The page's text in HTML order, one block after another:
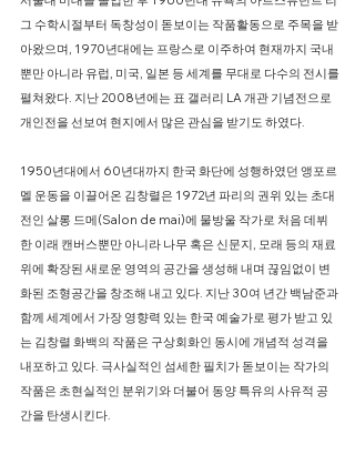
그 수학시절부터 독창성이 돋보이는 작품활동으로 주목을 받
아왔으며, 1970년대에는 프랑스로 이주하여 현재까지 국내
뿐만 아니라 유럽, 미국, 일본 등 세계를 무대로 다수의 전시를
펼쳐왔다. 지난 2008년에는 표 갤러리 LA 개관 기념전으로
개인전을 선보여 현지에서 많은 관심을 받기도 하였다.
1950년대에서 60년대까지 한국 화단에 성행하였던 앵포르
멜 운동을 이끌어온 김창렬은 1972년 파리의 권위 있는 초대
전인 살롱 드메(Salon de mai)에 물방울 작가로 처음 데뷔
한 이래 캔버스뿐만 아니라 나무 혹은 신문지, 모래 등의 재료
위에 확장된 새로운 영역의 공간을 생성해 내며 끊임없이 변
화된 조형공간을 창조해 내고 있다. 지난 30여 년간 백남준과
함께 세계에서 가장 영향력 있는 한국 예술가로 평가 받고 있
는 김창렬 화백의 작품은 구상회화인 동시에 개념적 성격을
내포하고 있다. 극사실적인 섬세한 필치가 돋보이는 작가의
작품은 초현실적인 분위기와 더불어 동양 특유의 사유적 공
간을 탄생시킨다.